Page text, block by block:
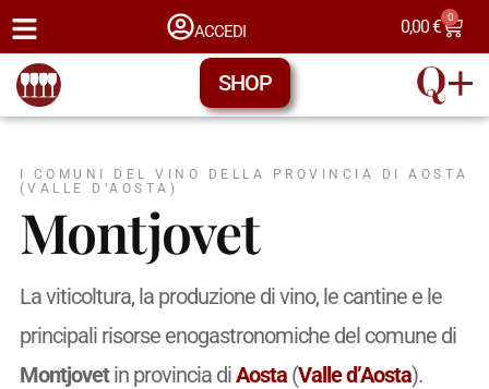
ACCEDI 0,00€ 0
SHOP
I COMUNI DEL VINO DELLA PROVINCIA DI AOSTA
(VALLE D’AOSTA)
Montjovet
La viticoltura, la produzione di vino, le cantine e le
principali risorse enogastronomiche del comune di
Montjovetin provincia diAosta(Valle d’Aosta).